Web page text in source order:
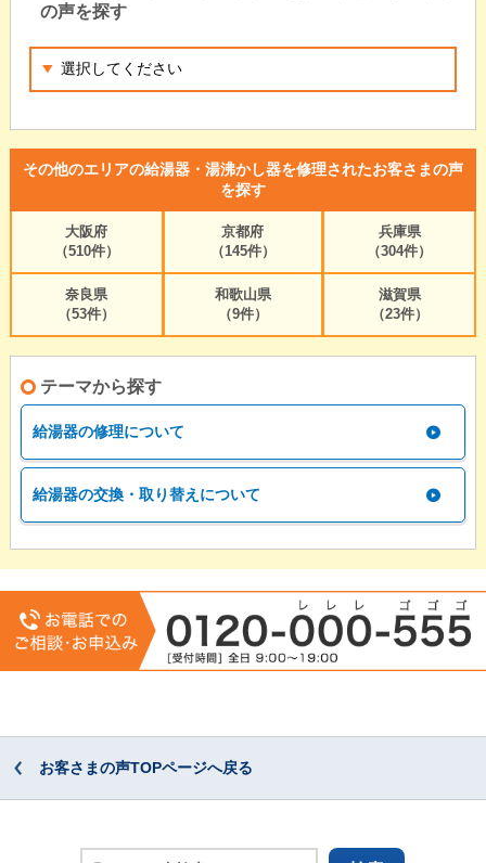
の声を探す
その他のエリアの給湯器・湯沸かし器を修理されたお客さまの声
を探す
大阪府
（510件）
京都府
（145件）
兵庫県
（304件）
奈良県
（53件）
和歌山県
（9件）
滋賀県
（23件）
テーマから探す
給湯器の修理について
給湯器の交換・取り替えについて
お客さまの声TOPページへ戻る